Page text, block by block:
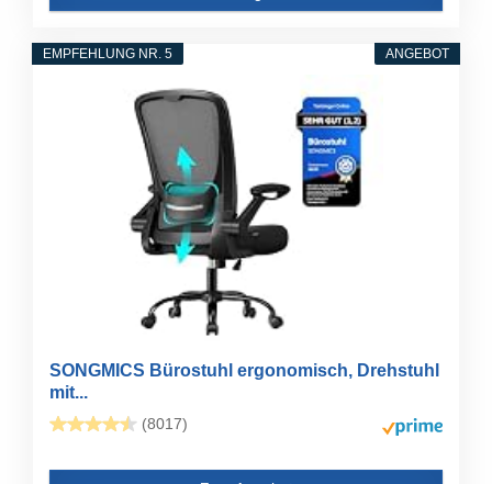
ANGEBOT
EMPFEHLUNG NR. 5
SONGMICS Bürostuhl ergonomisch, Drehstuhl
mit...
(8017)